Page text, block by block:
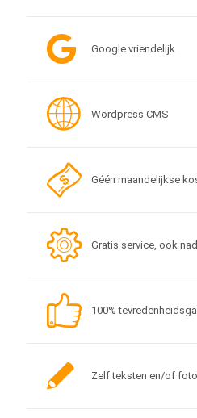
Google vriendelijk
Wordpress CMS
Géén maandelijkse
Gratis service, ook
100%
Zelf teksten en/of